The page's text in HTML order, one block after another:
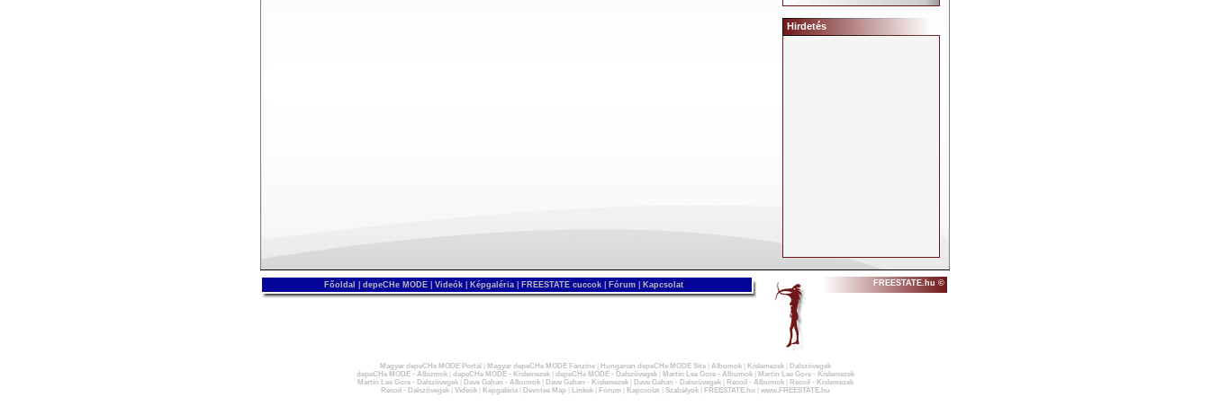
Hirdetés
Főoldal depeCHe MODE Videók Képgaléria FREESTATE cuccok Fórum Kapcsolat FREESTATE.hu ©
Magyar depeCHe MODE Portál Magyar depeCHe MODE Fanzine| Hungarian depeCHe MODE Site| Albumok| Kislemezek|
Dalszövegek
depeCHe MODE - Albumok| depeCHe MODE - Kislemezek| depeCHe MODE - Dalszövegek| Martin Lee Gore - Albumok|
Martin Lee Gore - Kislemezek
Martin Lee Gore - Dalszövegek| Dave Gahan - Albumok| Dave Gahan - Kislemezek| Dave Gahan - Dalszövegek| Recoil - Albumok|
Recoil - Kislemezek
Recoil - Dalszövegek| Videók| Képgaléria| Devotee Map| Linkek| Fórum| Kapcsolat| Szabályok| FREESTATE.hu www.FREESTATE.hu